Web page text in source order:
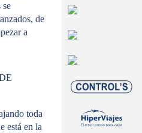
se
de
a
toda
está en la